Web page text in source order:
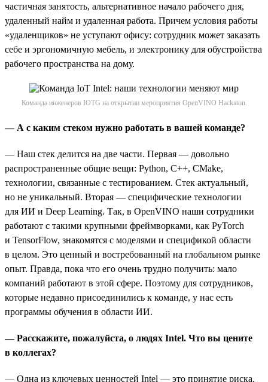
частичная занятость, альтернативное начало рабочего дня,
удаленный найм и удаленная работа. Причем условия работы
«удаленщиков» не уступают офису: сотрудник может заказать
себе и эргономичную мебель, и электронику для обустройства
рабочего пространства на дому.
Команда инженеров IOTG на открытии мероприятия OpenVINO Hackaton.
— А с каким стеком нужно работать в вашей команде?
— Наш стек делится на две части. Первая — довольно
распространенные общие вещи: Python, C++, CMake,
технологии, связанные с тестированием. Стек актуальный,
но не уникальный. Вторая — специфические технологии
для ИИ и Deep Learning. Так, в OpenVINO наши сотрудники
работают с такими крупными фреймворками, как PyTorch
и TensorFlow, знакомятся с моделями и спецификой области
в целом. Это ценный и востребованный на глобальном рынке
опыт. Правда, пока что его очень трудно получить: мало
компаний работают в этой сфере. Поэтому для сотрудников,
которые недавно присоединились к команде, у нас есть
программы обучения в области ИИ.
— Расскажите, пожалуйста, о людях Intel. Что вы цените
в коллегах?
— Одна из ключевых ценностей Intel — это принятие риска.